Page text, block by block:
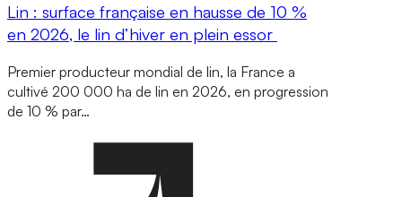
Lin : surface française en hausse de 10 %
en 2026, le lin d’hiver en plein essor
Premier producteur mondial de lin, la France a
cultivé 200 000 ha de lin en 2026, en progression
de 10 % par…